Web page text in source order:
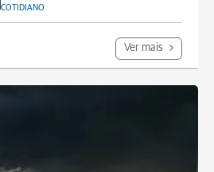
COTIDIANO
Ver mais